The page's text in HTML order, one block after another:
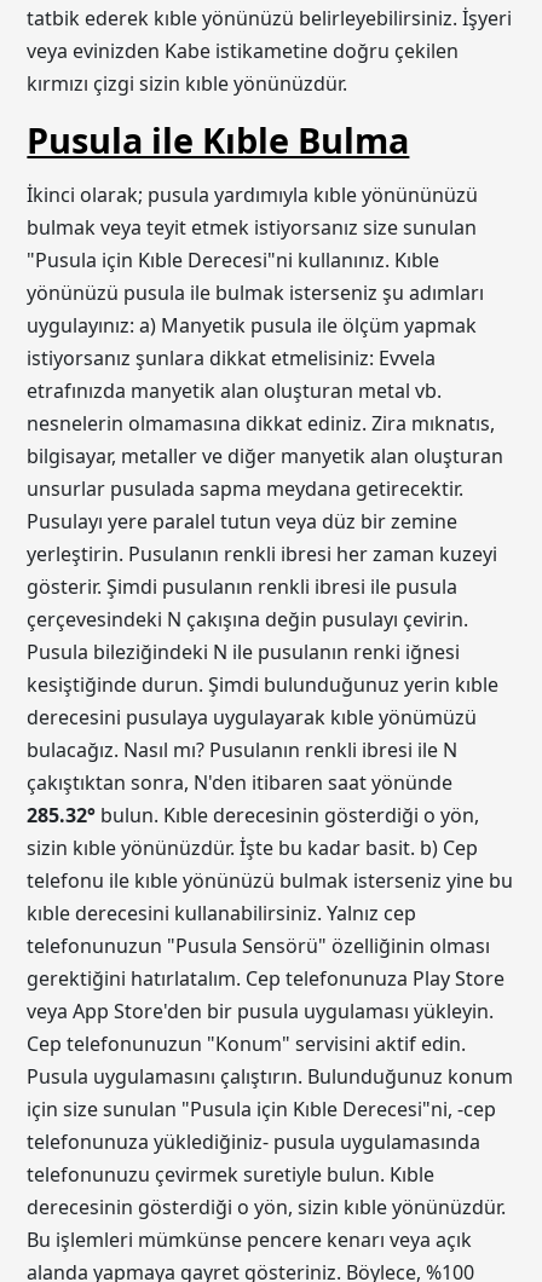
tatbik ederek kıble yönünüzü belirleyebilirsiniz. İşyeri
veya evinizden Kabe istikametine doğru çekilen
kırmızı çizgi sizin kıble yönünüzdür.
Pusula ile Kıble Bulma
İkinci olarak; pusula yardımıyla kıble yönününüzü
bulmak veya teyit etmek istiyorsanız size sunulan
"Pusula için Kıble Derecesi"ni kullanınız. Kıble
yönünüzü pusula ile bulmak isterseniz şu adımları
uygulayınız: a) Manyetik pusula ile ölçüm yapmak
istiyorsanız şunlara dikkat etmelisiniz: Evvela
etrafınızda manyetik alan oluşturan metal vb.
nesnelerin olmamasına dikkat ediniz. Zira mıknatıs,
bilgisayar, metaller ve diğer manyetik alan oluşturan
unsurlar pusulada sapma meydana getirecektir.
Pusulayı yere paralel tutun veya düz bir zemine
yerleştirin. Pusulanın renkli ibresi her zaman kuzeyi
gösterir. Şimdi pusulanın renkli ibresi ile pusula
çerçevesindeki N çakışına değin pusulayı çevirin.
Pusula bileziğindeki N ile pusulanın renki iğnesi
kesiştiğinde durun. Şimdi bulunduğunuz yerin kıble
derecesini pusulaya uygulayarak kıble yönümüzü
bulacağız. Nasıl mı? Pusulanın renkli ibresi ile N
çakıştıktan sonra, N'den itibaren saat yönünde
285.32° bulun. Kıble derecesinin gösterdiği o yön,
sizin kıble yönünüzdür. İşte bu kadar basit. b) Cep
telefonu ile kıble yönünüzü bulmak isterseniz yine bu
kıble derecesini kullanabilirsiniz. Yalnız cep
telefonunuzun "Pusula Sensörü" özelliğinin olması
gerektiğini hatırlatalım. Cep telefonunuza Play Store
veya App Store'den bir pusula uygulaması yükleyin.
Cep telefonunuzun "Konum" servisini aktif edin.
Pusula uygulamasını çalıştırın. Bulunduğunuz konum
için size sunulan "Pusula için Kıble Derecesi"ni, -cep
telefonunuza yüklediğiniz- pusula uygulamasında
telefonunuzu çevirmek suretiyle bulun. Kıble
derecesinin gösterdiği o yön, sizin kıble yönünüzdür.
Bu işlemleri mümkünse pencere kenarı veya açık
alanda yapmaya gayret gösteriniz. Böylece, %100